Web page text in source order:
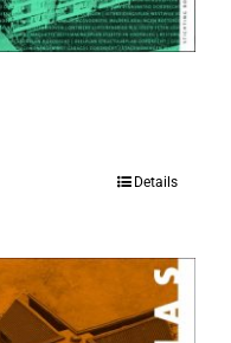
Details